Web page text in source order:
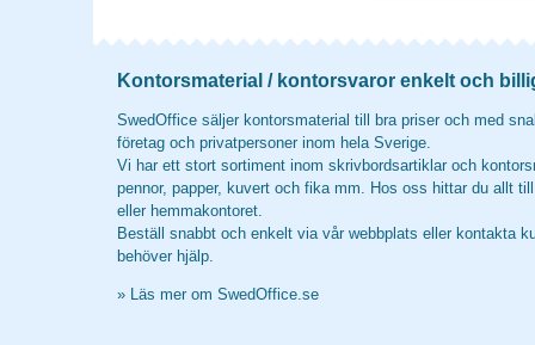
Kontorsmaterial / kontorsvaror enkelt och
SwedOffice säljer kontorsmaterial till bra priser och med
företag och privatpersoner inom hela Sverige.
Vi har ett stort sortiment inom skrivbordsartiklar och
pennor, papper, kuvert och fika mm. Hos oss hittar du allt
eller hemmakontoret.
Beställ snabbt och enkelt via vår webbplats eller kontakta
behöver hjälp.
» Läs mer om SwedOffice.se